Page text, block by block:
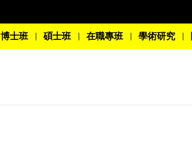
博士班 碩士班 在職專班 學術研究